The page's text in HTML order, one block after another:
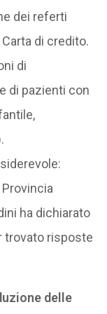
dei referti
di credito.
di
di pazienti con
ha dichiarato
trovato risposte
delle